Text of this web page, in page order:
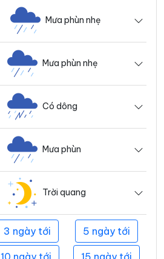
Mưa phùn nhẹ
Mưa phùn nhẹ
Có dông
Mưa phùn
Trời quang
3 ngày tới 5 ngày tới
10 ngày tới 15 ngày tới